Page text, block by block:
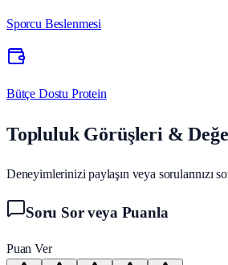
Sporcu Beslenmesi
Bütçe Dostu Protein
Topluluk Görüşleri &
Deneyimlerinizi paylaşın veya sorularınızı
Soru Sor veya Puanla
Puan Ver